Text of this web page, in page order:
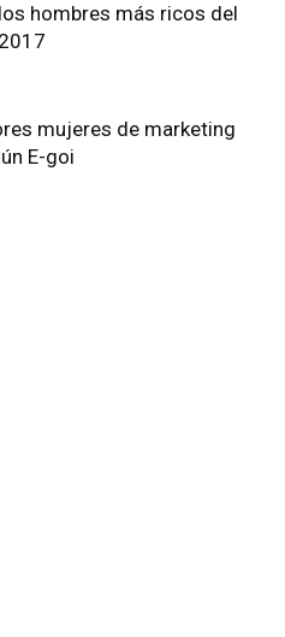
hombres más ricos del
mujeres de marketing
E-goi